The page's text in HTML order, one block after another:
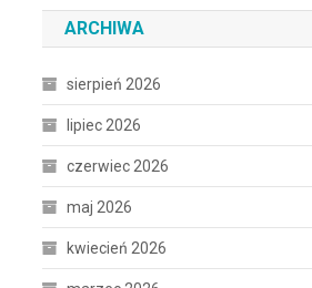
ARCHIWA
sierpień 2026
lipiec 2026
czerwiec 2026
maj 2026
kwiecień 2026